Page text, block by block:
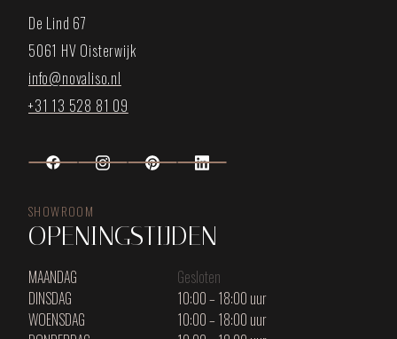
De Lind 67
5061 HV Oisterwijk
info@novaliso.nl
+31 13 528 81 09
SHOWROOM
OPENINGSTIJDEN
MAANDAG
Gesloten
DINSDAG
10:00 – 18:00 uur
WOENSDAG
10:00 – 18:00 uur